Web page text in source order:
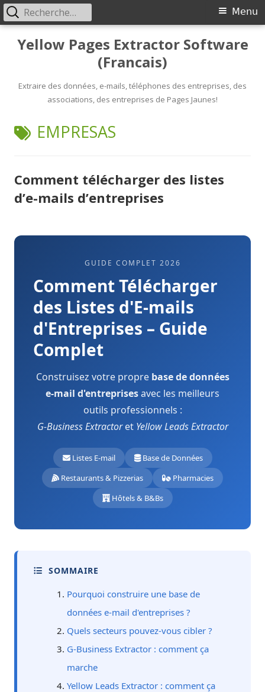
SkipYellow Pages Extractor Software
(Francais)
Extraire des données, e-mails, téléphones des entreprises, des
associations, des entreprises de Pages Jaunes!
Primary
Menu
Menu
Rechercher :
TAG:
EMPRESAS
Comment télécharger des listes
d’e-mails d’entreprises
GUIDE COMPLET 2026
Comment Télécharger
des Listes d'E-mails
d'Entreprises – Guide
Complet
Construisez votre propre base de données
e-mail d'entreprisesavec les meilleurs
outils professionnels :
G-Business Extractoret Yellow Leads Extractor
Listes E-mail
Base de Données
Restaurants & Pizzerias
Pharmacies
Hôtels & B&Bs
SOMMAIRE
Pourquoi construire une base de
données e-mail d'entreprises ?
Quels secteurs pouvez-vous cibler ?
G-Business Extractor : comment ça
marche
Yellow Leads Extractor : comment ça